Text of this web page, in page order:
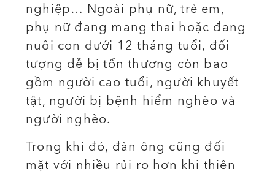
nghiệp… Ngoài phụ nữ, trẻ em,
phụ nữ đang mang thai hoặc đang
nuôi con dưới 12 tháng tuổi, đối
tượng dễ bị tổn thương còn bao
gồm người cao tuổi, người khuyết
tật, người bị bệnh hiểm nghèo và
người nghèo.
Trong khi đó, đàn ông cũng đối
mặt với nhiều rủi ro hơn khi thiên